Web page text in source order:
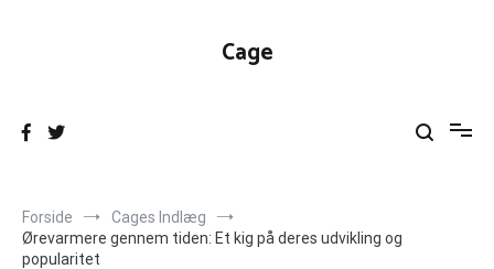
Cage
Forside
Cages Indlæg
Ørevarmere gennem tiden: Et kig på deres udvikling og
popularitet